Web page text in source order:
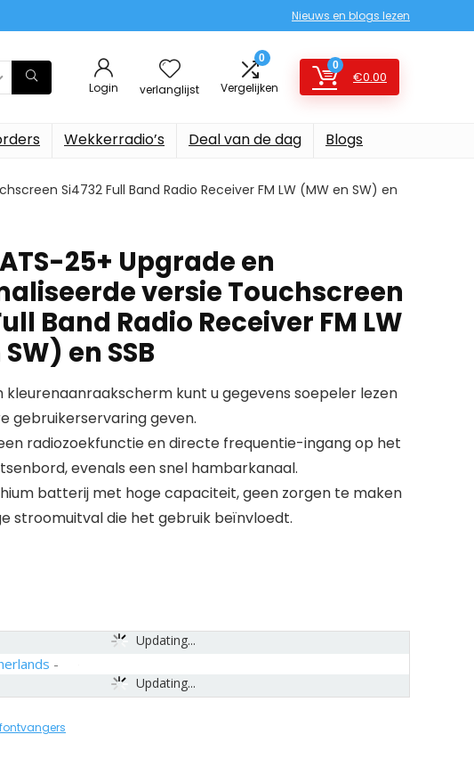
Nieuws en blogs lezen
Login verlanglijst
0
Vergelijken
0
€0.00
Wekkerradio’s Deal van de dag Blogs
Si4732 Full Band Radio Receiver FM LW (MW en SW) en
25+ Upgrade en
versie Touchscreen
Band Radio Receiver FM LW
en SSB
kunt u gegevens soepeler lezen
gebruikerservaring geven.
radiozoekfunctie en directe frequentie-ingang op het
evenals een snel hambarkanaal.
batterij met hoge capaciteit, geen zorgen te maken
stroomuitval die het gebruik beïnvloedt.
Updating...
Updating...
-